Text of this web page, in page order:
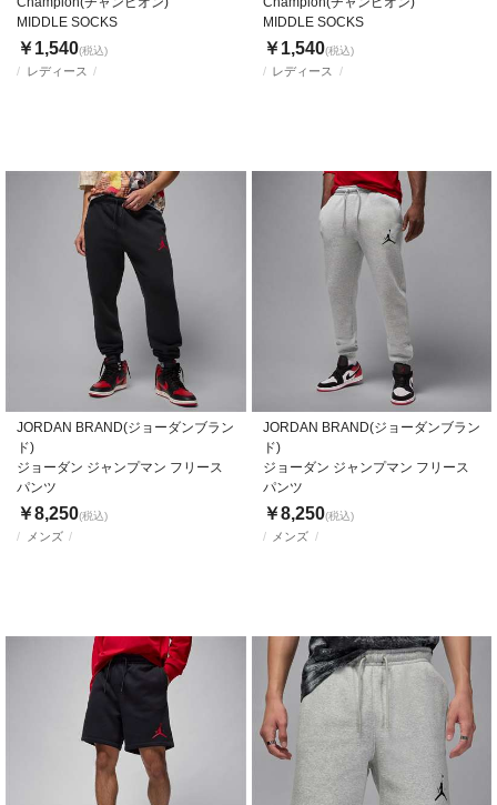
レディース
MIDDLE SOCKS
￥1,540(税込)
レディース
MIDDLE SOCKS
￥1,540(税込)
メンズ
JORDAN BRAND(ジョーダンブラン
ド)
ジョーダン ジャンプマン フリース
パンツ
￥8,250(税込)
メンズ
JORDAN BRAND(ジョーダンブラン
ド)
ジョーダン ジャンプマン フリース
パンツ
￥8,250(税込)